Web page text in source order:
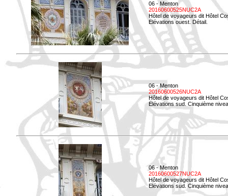
06 - Menton
20160600525NUC2A
Hôtel de voyageurs dit Hôtel
Elévations ouest. Détail.
06 - Menton
20160600526NUC2A
Hôtel de voyageurs dit Hôtel
Elévations sud. Cinquième
06 - Menton
20160600527NUC2A
Hôtel de voyageurs dit Hôtel
Elévations sud. Cinquième